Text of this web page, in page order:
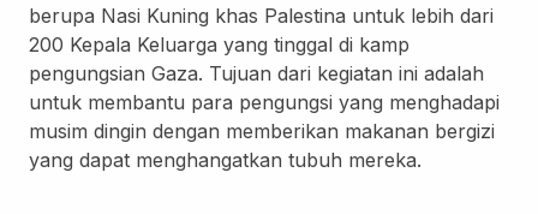
Layanan Desain
berupa Nasi Kuning khas Palestina untuk lebih dari
200 Kepala Keluarga yang tinggal di kamp
pengungsian Gaza. Tujuan dari kegiatan ini adalah
untuk membantu para pengungsi yang menghadapi
musim dingin dengan memberikan makanan bergizi
yang dapat menghangatkan tubuh mereka.